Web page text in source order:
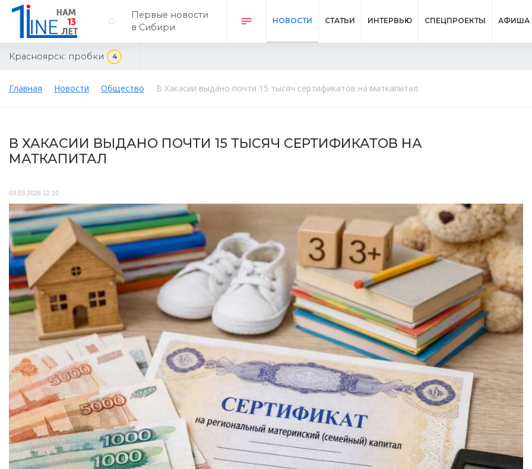
Первые новости
в Сибири
НОВОСТИ СТАТЬИ ИНТЕРВЬЮ СПЕЦПРОЕКТЫ АФИША
Красноярск: пробки 4
Главная Новости Общество В Хакасии выдано почти 15 тысяч сертификатов на маткапитал
В ХАКАСИИ ВЫДАНО ПОЧТИ 15 ТЫСЯЧ СЕРТИФИКАТОВ НА
МАТКАПИТАЛ
03.03.2026 12:10